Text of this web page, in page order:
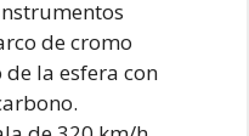
de cromo
la esfera con